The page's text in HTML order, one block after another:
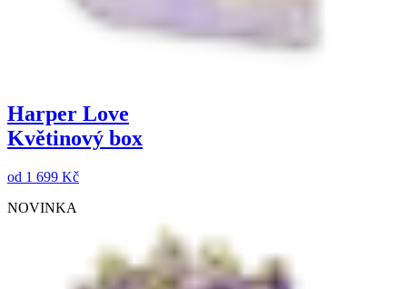
Harper Love
Květinový box
od 1 699 Kč
NOVINKA